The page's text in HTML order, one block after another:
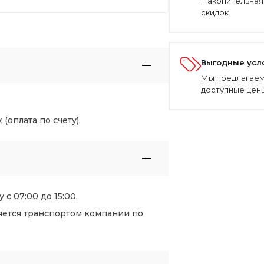
по счету).
07:00 до 15:00.
транспортом компании по
скидок.
Выгодные
Мы
доступные